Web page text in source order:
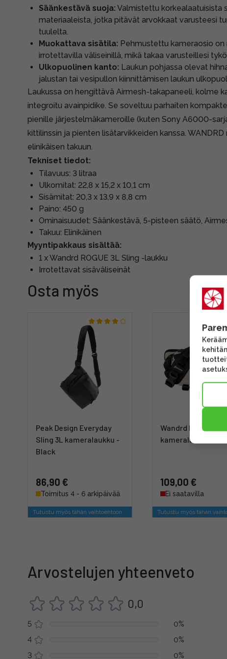
Säänkestävä suoja: Valmistettu korkealaatuisista
materiaaleista, jotka pitävät arvokkaat varusteesi
tuulelta.
Muokattava sisätila: Pehmustettu kameraosio on
irrotettavilla väliseinillä, mikä takaa varusteillesi
Ulkopuolinen kanto: Laukun pohjassa olevat
jalustan tai vesipullon kiinnittämisen laukun
Laukussa on hengittävä Airmesh-takapaneeli, kolme
integroitu avainpidike. Se soveltuu parhaiten
pienille järjestelmäkameroille (kuten Sony A6000-
kittilinssin ja pienten lisätarvikkeiden kanssa.
elinikäisen takuun.
Tekniset tiedot:
Tilavuus: 3 litraa
Ulkomitat: 22,8 x 15,2 x 10,1 cm
Sisämitat: 20,3 x 13,9 x 8,8 cm
Paino: 450 g
Ominaisuudet: Säänkestävä, 5-pisteen säätö,
Takuu: Elinikäinen
Myyntipakkaus sisältää:
1 x Wandrd ROGUE 3L Sling -laukku
Irrotettavat sisäväliseinät
Osta myös
Peak Design Everyday
Sling 3L kameralaukku -
Black
86,90 €
Toimitus 4 - 6 arkipäivää
Tutustu myös tähän vaihtoehtoon
Wandrd ROAM Sling
kameralaukku -
109,00 €
Ei saatavilla
Tutustu myös tähän
Arvostelujen yhteenveto
0,0
5
0%
4
0%
3
0%